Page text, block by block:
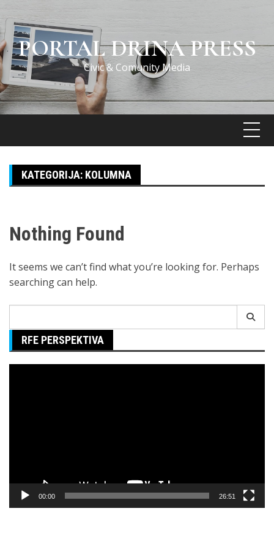
Skip
to
contentPORTAL DRINA PRESS
Civic & Comunity Media
KATEGORIJA: KOLUMNA
Nothing Found
It seems we can’t find what you’re looking for. Perhaps
searching can help.
for:
RFE PERSPEKTIVA
00:00 26:51